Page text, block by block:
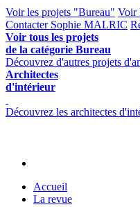
Voir les projets "Bureau" Voir
Contacter Sophie MALRIC
Voir tous les projets
de la catégorie Bureau
Découvrez d'autres projets
Architectes
d'intérieur
Découvrez les architectes
Accueil
La revue